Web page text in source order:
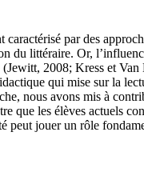
caractérisé par des
du littéraire. Or,
2008; Kress et
qui mise sur la
nous avons mis à
que les élèves actuels
peut jouer un rôle